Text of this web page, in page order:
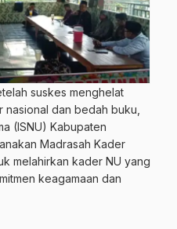
suskes menghelat
dan bedah buku,
(ISNU) Kabupaten
Madrasah Kader
melahirkan kader NU yang
keagamaan dan